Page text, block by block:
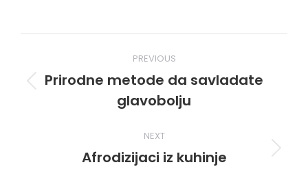
navigation
PREVIOUS
Previous
post:
Prirodne metode da savladate
glavobolju
NEXT
Next
Afrodizijaci iz kuhinje